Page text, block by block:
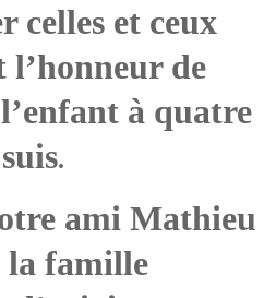
celles et ceux
de
à quatre
.
ami Mathieu
la famille